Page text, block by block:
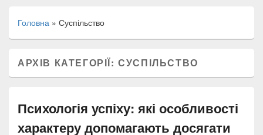
Головна » Суспільство
АРХІВ КАТЕГОРІЇ:СУСПІЛЬСТВО
Психологія успіху: які особливості
характеру допомагають досягати